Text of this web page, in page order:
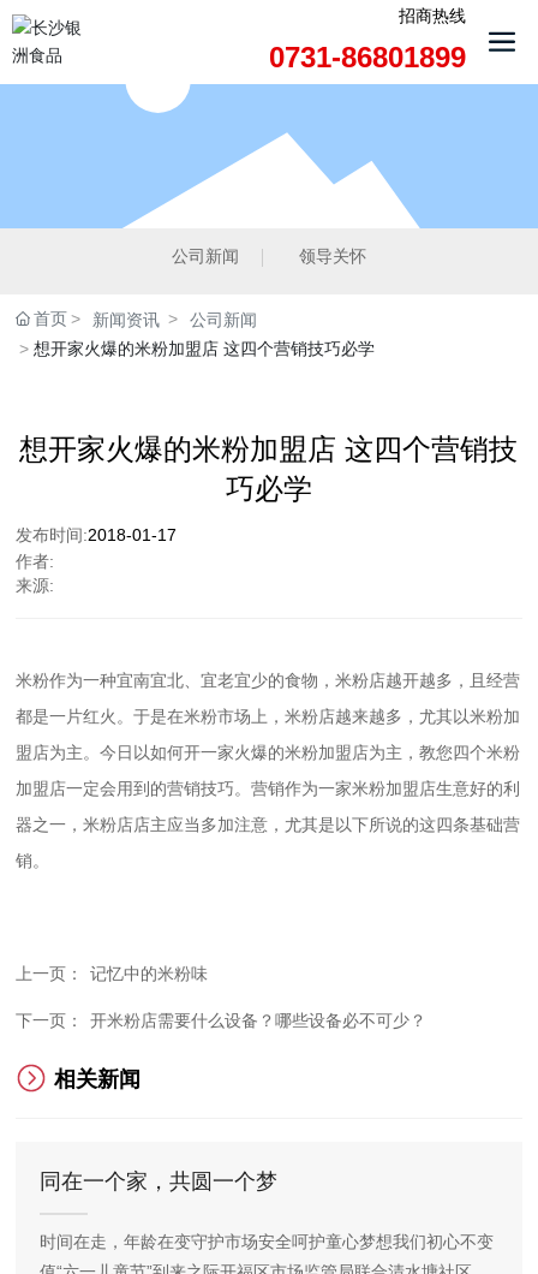
招商热线
0731-86801899
公司新闻 领导关怀
首页 新闻资讯
公司新闻
想开家火爆的米粉加盟店 这四个营销技巧必学
想开家火爆的米粉加盟店 这四个营销技
巧必学
发布时间:2018-01-17
作者:
来源:
米粉作为一种宜南宜北、宜老宜少的食物，米粉店越开越多，且经营
都是一片红火。于是在米粉市场上，米粉店越来越多，尤其以米粉加
盟店为主。今日以如何开一家火爆的米粉加盟店为主，教您四个米粉
加盟店一定会用到的营销技巧。营销作为一家米粉加盟店生意好的利
器之一，米粉店店主应当多加注意，尤其是以下所说的这四条基础营
销。
上一页： 记忆中的米粉味
下一页： 开米粉店需要什么设备？哪些设备必不可少？
相关新闻
同在一个家，共圆一个梦
时间在走，年龄在变守护市场安全呵护童心梦想我们初心不变